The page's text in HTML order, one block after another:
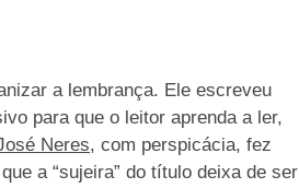
a lembrança. Ele escreveu
para que o leitor aprenda a ler,
Neres, com perspicácia, fez
a “sujeira” do título deixa de ser